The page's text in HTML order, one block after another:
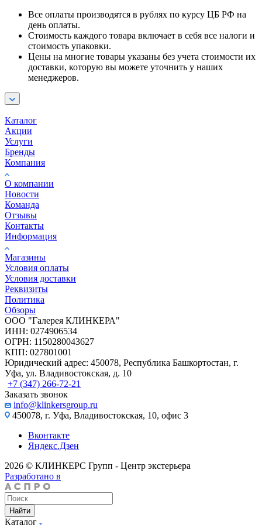
Все оплаты производятся в рублях по курсу ЦБ РФ на
день оплаты.
Стоимость каждого товара включает в себя все налоги и
стоимость упаковки.
Цены на многие товары указаны без учета стоимости их
доставки, которую вы можете уточнить у наших
менеджеров.
Каталог
Акции
Услуги
Бренды
Компания
О компании
Новости
Команда
Отзывы
Контакты
Информация
Магазины
Условия оплаты
Условия доставки
Реквизиты
Политика
Обзоры
ООО "Галерея КЛИНКЕРА"
ИНН: 0274906534
ОГРН: 1150280043627
КПП: 027801001
Юридический адрес: 450078, Республика Башкортостан, г.
Уфа, ул. Владивостокская, д. 10
+7 (347) 266-72-21
Заказать звонок
info@klinkersgroup.ru
450078, г. Уфа, Владивостокская, 10, офис 3
Вконтакте
Яндекс.Дзен
2026 © КЛИНКЕРС Групп - Центр экстерьера
Разработано в
Найти
Каталог